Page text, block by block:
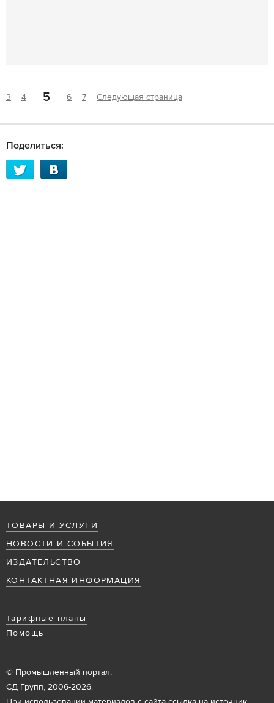
3 4 5 6 7 Следующая страница
Поделиться:
ТОВАРЫ И УСЛУГИ
НОВОСТИ И СОБЫТИЯ
ИЗДАТЕЛЬСТВО
КОНТАКТНАЯ ИНФОРМАЦИЯ
Тарифные планы
Помощь
© Промышленный портал,
СД Групп, 2006-2026.